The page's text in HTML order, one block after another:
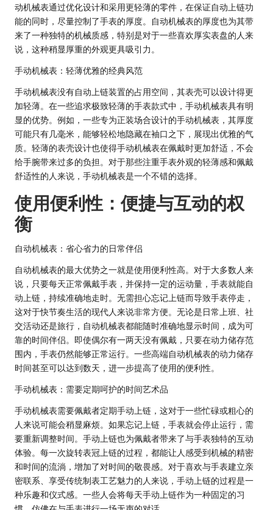
动机械表通过优化设计和采用更轻薄的零件，在保证自动上链功
能的同时，尽量控制了手表的厚度。自动机械表的厚度也为其带
来了一种独特的机械质感，特别是对于一些喜欢厚实表盘的人来
说，这种稍显厚重的外观更具吸引力。
手动机械表：轻薄优雅的经典风范
手动机械表没有自动上链装置的占用空间，其表壳可以设计得更
加轻薄。在一些追求极致轻薄的手表款式中，手动机械表具有明
显的优势。例如，一些专为正装场合设计的手动机械表，其厚度
可能只有几毫米，能够轻松地隐藏在袖口之下，展现出优雅的气
质。轻薄的表壳设计也使得手动机械表在佩戴时更加舒适，不会
给手腕带来过多的负担。对于那些注重手表外观的轻薄感和佩戴
舒适性的人来说，手动机械表是一个不错的选择。
使用便利性：便捷与互动的权
衡
自动机械表：省心省力的日常伴侣
自动机械表的最大优势之一就是使用便利性高。对于大多数人来
说，只要每天正常佩戴手表，并保持一定的运动量，手表就能自
动上链，持续准确地走时。无需担心忘记上链而导致手表停走，
这对于快节奏生活的现代人来说非常方便。无论是日常上班、社
交活动还是旅行，自动机械表都能随时准确地显示时间，成为可
靠的时间伴侣。即使偶尔有一两天没有佩戴，只要在动力储存范
围内，手表仍然能够正常运行。一些高端自动机械表的动力储存
时间甚至可以达到数天，进一步提高了使用的便利性。
手动机械表：需要定期呵护的时间艺术品
手动机械表需要佩戴者定期手动上链，这对于一些忙碌或粗心的
人来说可能会稍显麻烦。如果忘记上链，手表就会停止运行，需
要重新调整时间。手动上链也为佩戴者带来了与手表独特的互动
体验。每一次旋转表冠上链的过程，都能让人感受到机械的精密
和时间的流淌，增加了对时间的敬畏感。对于喜欢与手表建立亲
密联系、享受传统制表工艺魅力的人来说，手动上链的过程是一
种乐趣和仪式感。一些人会将每天手动上链作为一种固定的习